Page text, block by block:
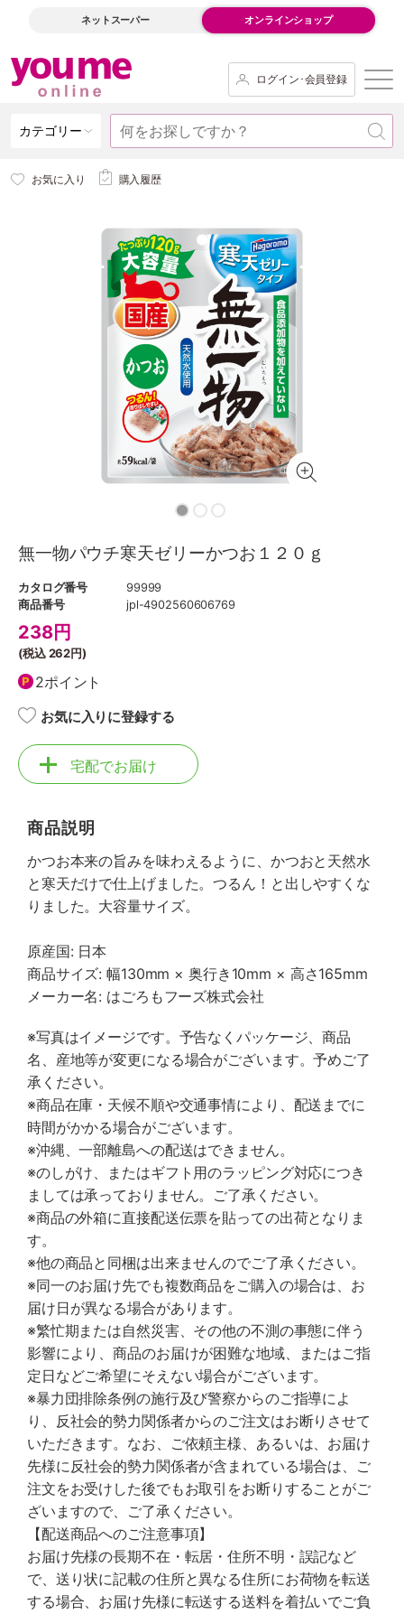
ネットスーパー オンラインショップ
ログイン･会員登録
カテゴリー
お気に入り 購入履歴
無一物パウチ寒天ゼリーかつお１２０ｇ
カタログ番号
99999
商品番号
jpl-4902560606769
238円
(税込262円)
2ポイント
お気に入りに登録する
宅配でお届け
商品説明
かつお本来の旨みを味わえるように、かつおと天然水
と寒天だけで仕上げました。つるん！と出しやすくな
りました。大容量サイズ。
原産国: 日本
商品サイズ: 幅130mm × 奥行き10mm × 高さ165mm
メーカー名: はごろもフーズ株式会社
※写真はイメージです。予告なくパッケージ、商品
名、産地等が変更になる場合がございます。予めご了
承ください。
※商品在庫・天候不順や交通事情により、配送までに
時間がかかる場合がございます。
※沖縄、一部離島への配送はできません。
※のしがけ、またはギフト用のラッピング対応につき
ましては承っておりません。ご了承ください。
※商品の外箱に直接配送伝票を貼っての出荷となりま
す。
※他の商品と同梱は出来ませんのでご了承ください。
※同一のお届け先でも複数商品をご購入の場合は、お
届け日が異なる場合があります。
※繁忙期または自然災害、その他の不測の事態に伴う
影響により、商品のお届けが困難な地域、またはご指
定日などご希望にそえない場合がございます。
※暴力団排除条例の施行及び警察からのご指導によ
り、反社会的勢力関係者からのご注文はお断りさせて
いただきます。なお、ご依頼主様、あるいは、お届け
先様に反社会的勢力関係者が含まれている場合は、ご
注文をお受けした後でもお取引をお断りすることがご
ざいますので、ご了承ください。
【配送商品へのご注意事項】
お届け先様の長期不在・転居・住所不明・誤記など
で、送り状に記載の住所と異なる住所にお荷物を転送
する場合、お届け先様に転送する送料を着払いでご負